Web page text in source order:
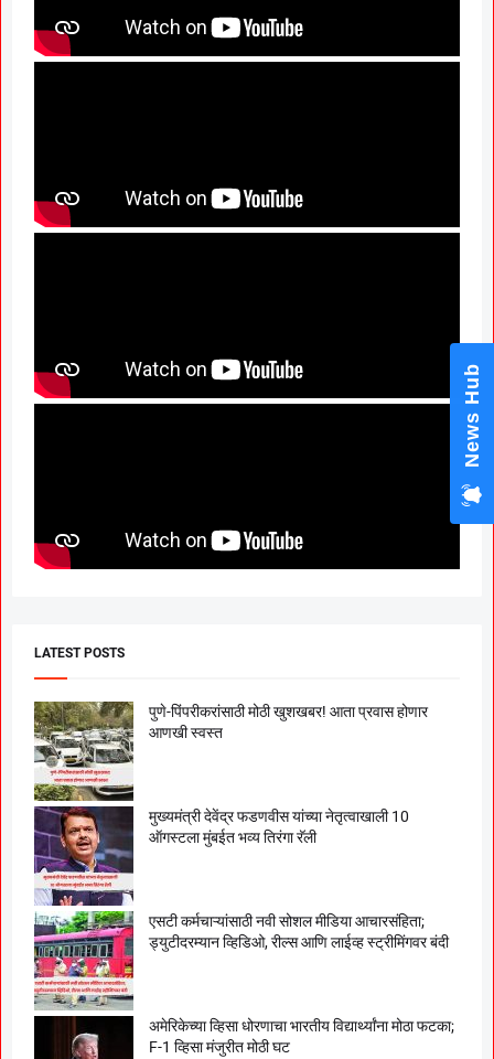
LATEST POSTS
पुणे-पिंपरीकरांसाठी मोठी खुशखबर! आता प्रवास होणार
आणखी स्वस्त
मुख्यमंत्री देवेंद्र फडणवीस यांच्या नेतृत्वाखाली 10
ऑगस्टला मुंबईत भव्य तिरंगा रॅली
एसटी कर्मचाऱ्यांसाठी नवी सोशल मीडिया आचारसंहिता;
ड्युटीदरम्यान व्हिडिओ, रील्स आणि लाईव्ह स्ट्रीमिंगवर बंदी
अमेरिकेच्या व्हिसा धोरणाचा भारतीय विद्यार्थ्यांना मोठा फटका;
F-1 व्हिसा मंजुरीत मोठी घट
News Hub